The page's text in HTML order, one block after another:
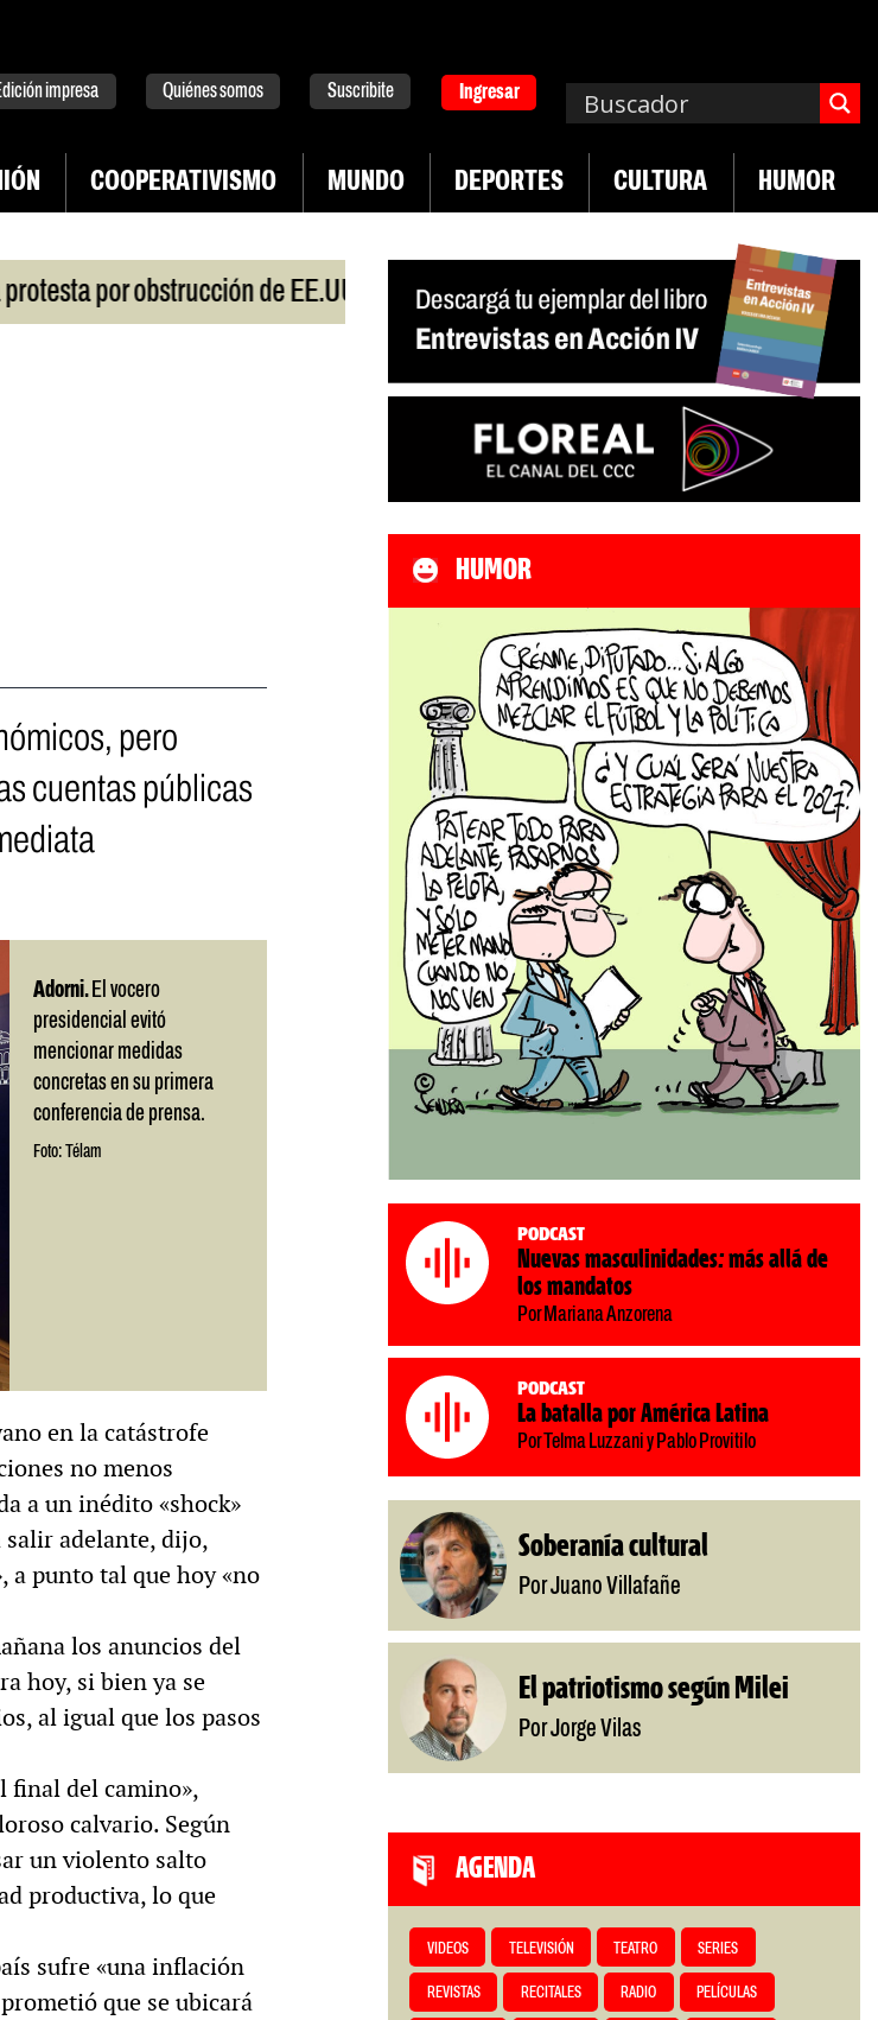
impresa Quiénes somos Suscribite Ingresar
COOPERATIVISMO MUNDO DEPORTES CULTURA HUMOR
por obstrucción de EE.UU en Neuquén | Miguel Díaz-Canel: «Es un genocidio»
pero
cuentas públicas
Adorni. El vocero
presidencial evitó
mencionar medidas
concretas en su primera
conferencia de prensa.
Foto: Télam
en la catástrofe
no menos
a un inédito «shock»
salir adelante, dijo,
a punto tal que hoy «no
los anuncios del
hoy, si bien ya se
al igual que los pasos
final del camino»,
calvario. Según
un violento salto
productiva, lo que
sufre «una inflación
que se ubicará
HUMOR
Podcast
Nuevas masculinidades: más allá de
los mandatos
Por Mariana Anzorena
Podcast
La batalla por América Latina
Por Telma Luzzani y Pablo Provitilo
Soberanía cultural
Por Juano Villafañe
El patriotismo según Milei
Por Jorge Vilas
AGENDA
VIDEOS TELEVISIÓN TEATRO SERIES
REVISTAS RECITALES RADIO PELÍCULAS